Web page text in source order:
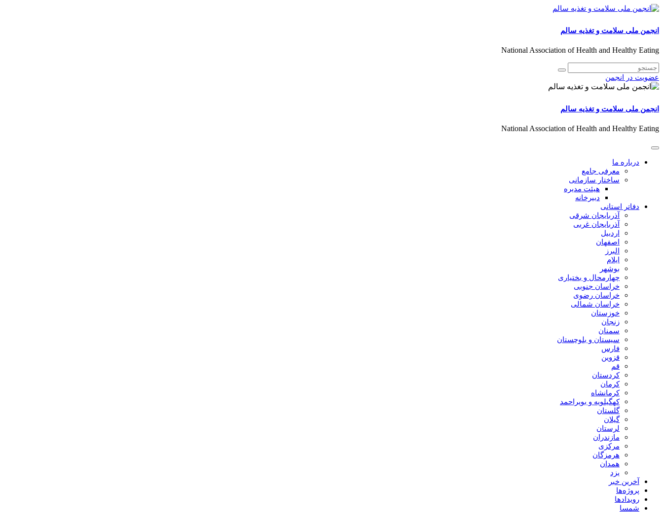
انجمن ملی سلامت و تغذیه سالم
National Association of Health and Healthy Eating
عضویت در انجمن
انجمن ملی سلامت و تغذیه سالم
National Association of Health and Healthy Eating
درباره ما
معرفی جامع
ساختار سازمانی
هیئت مدیره
دبیرخانه
دفاتر استانی
آذربایجان شرقی
آذربایجان غربی
اردبیل
اصفهان
البرز
ایلام
بوشهر
چهارمحال و بختیاری
خراسان جنوبی
خراسان رضوی
خراسان شمالی
خوزستان
زنجان
سمنان
سیستان و بلوچستان
فارس
قزوین
قم
کردستان
کرمان
کرمانشاه
کهگیلویه و بویراحمد
گلستان
گیلان
لرستان
مازندران
مرکزی
هرمزگان
همدان
یزد
آخرین خبر
پروژه‌ها
رویدادها
شمسا